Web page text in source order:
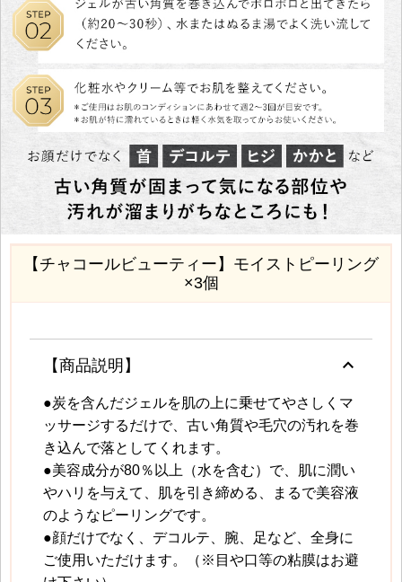
【チャコールビューティー】モイストピーリング
×3個
【商品説明】 keyboard_arrow_up
●炭を含んだジェルを肌の上に乗せてやさしくマ
ッサージするだけで、古い角質や毛穴の汚れを巻
き込んで落としてくれます。
●美容成分が80％以上（水を含む）で、肌に潤い
やハリを与えて、肌を引き締める、まるで美容液
のようなピーリングです。
●顔だけでなく、デコルテ、腕、足など、全身に
ご使用いただけます。（※目や口等の粘膜はお避